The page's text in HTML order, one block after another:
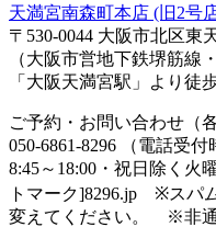
天満宮南森町本店 (旧2号
〒530-0044 大阪市北区東
（大阪市営地下鉄堺筋線
「大阪天満宮駅」より徒
ご予約・お問い合わせ（
050-6861-8296 （電話受
8:45～18:00・祝日除く
トマーク]8296.jp ※スパ
変えてください。 ※非通